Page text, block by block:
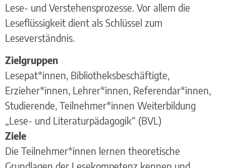
Lese- und Verstehensprozesse. Vor allem die
Leseflüssigkeit dient als Schlüssel zum
Leseverständnis.
Zielgruppen
Lesepat*innen, Bibliotheksbeschäftigte,
Erzieher*innen, Lehrer*innen, Referendar*innen,
Studierende, Teilnehmer*innen Weiterbildung
„Lese- und Literaturpädagogik“ (BVL)
Ziele
Die Teilnehmer*innen lernen theoretische